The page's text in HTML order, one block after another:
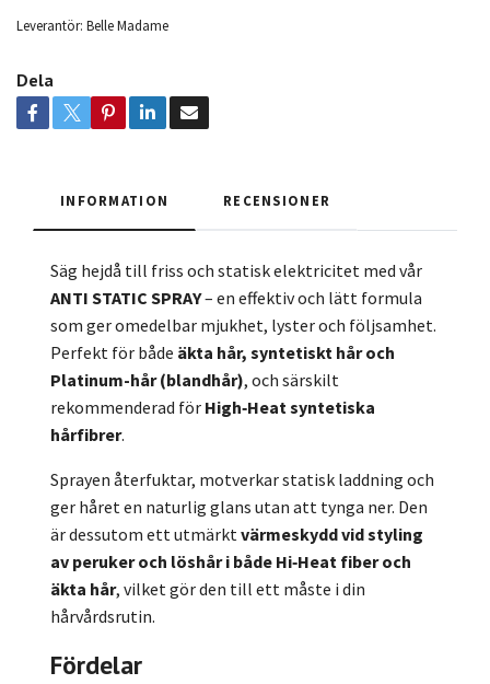
Leverantör: Belle Madame
Dela
INFORMATION RECENSIONER
Säg hejdå till friss och statisk elektricitet med vår
ANTI STATIC SPRAY– en effektiv och lätt formula
som ger omedelbar mjukhet, lyster och följsamhet.
Perfekt för både äkta hår, syntetiskt hår och
Platinum-hår (blandhår), och särskilt
rekommenderad för High‑Heat syntetiska
hårfibrer.
Sprayen återfuktar, motverkar statisk laddning och
ger håret en naturlig glans utan att tynga ner. Den
är dessutom ett utmärktvärmeskydd vid styling
av peruker och löshår i både Hi‑Heat fiber och
äkta hår, vilket gör den till ett måste i din
hårvårdsrutin.
Fördelar